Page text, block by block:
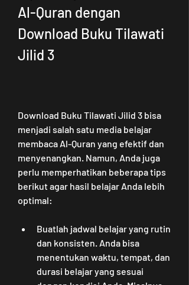
Al-Quran dengan
Download Buku Tilawati
Jilid 3
Download Buku Tilawati Jilid 3 bisa
menjadi salah satu media belajar
membaca Al-Quran yang efektif dan
menyenangkan. Namun, Anda juga
perlu memperhatikan beberapa tips
berikut agar hasil belajar Anda lebih
optimal:
Buatlah jadwal belajar yang rutin
dan konsisten. Anda bisa
menentukan waktu, tempat, dan
durasi belajar yang sesuai